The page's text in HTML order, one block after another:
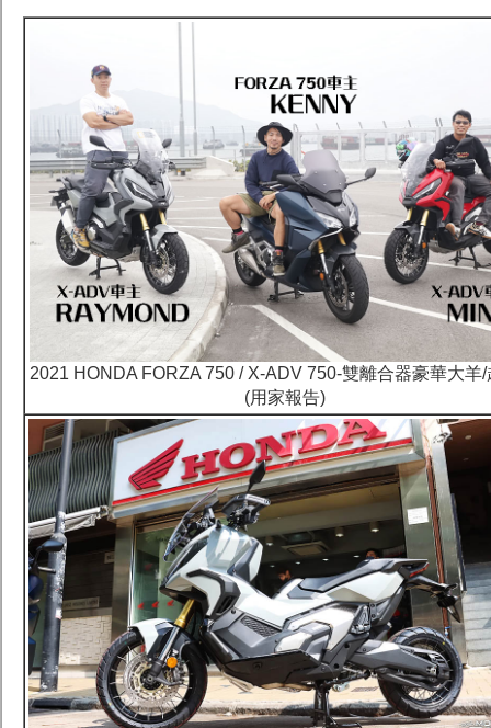
2021 HONDA FORZA 750 / X-ADV 750-雙離合器豪華大羊/
(用家報告)